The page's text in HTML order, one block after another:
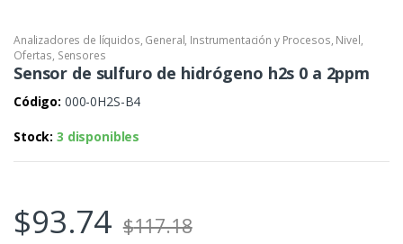
Analizadores de líquidos, General, Instrumentación y Procesos, Nivel,
Ofertas, Sensores
Sensor de sulfuro de hidrógeno h2s 0 a 2ppm
Código: 000-0H2S-B4
Stock:3 disponibles
$93.74 $117.18